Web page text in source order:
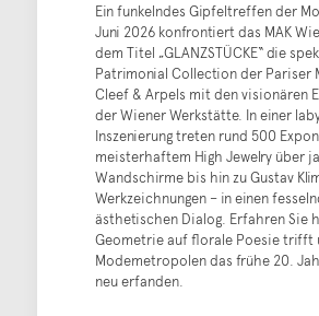
Ein funkelndes Gipfeltreffen der
Juni 2026 konfrontiert das MAK
dem Titel „GLANZSTÜCKE“ die
Patrimonial Collection der Pariser
Cleef & Arpels mit den visionären
der Wiener Werkstätte. In einer
Inszenierung treten rund 500
meisterhaftem High Jewelry über
Wandschirme bis hin zu Gustav
Werkzeichnungen – in einen
ästhetischen Dialog. Erfahren Sie
Geometrie auf florale Poesie trifft
Modemetropolen das frühe 20.
neu erfanden.